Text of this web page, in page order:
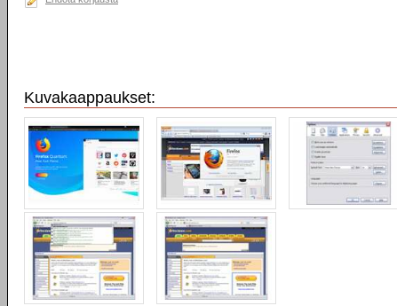
Kuvakaappaukset: